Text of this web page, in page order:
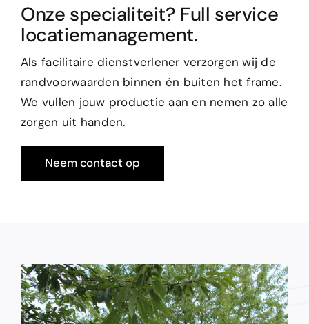
Onze specialiteit? Full service
locatiemanagement.
Als facilitaire dienstverlener verzorgen wij de
randvoorwaarden binnen én buiten het frame.
We vullen jouw productie aan en nemen zo alle
zorgen uit handen.
Neem contact op